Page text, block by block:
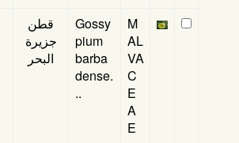
قطن
جزيرة
البحر
Gossy
pium
barba
dense.
..
M
AL
VA
C
E
A
E